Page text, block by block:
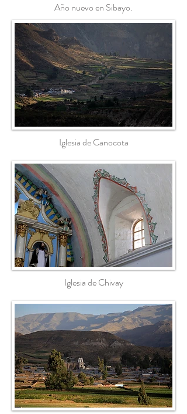
Año nuevo en Sibayo.
Iglesia de Canocota
Iglesia de Chivay